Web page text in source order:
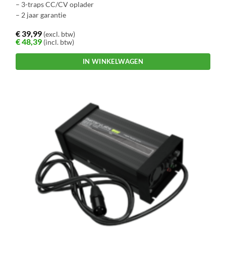
– 3-traps CC/CV oplader
– 2 jaar garantie
€39,99 (excl. btw)
€48,39 (incl. btw)
IN WINKELWAGEN
gekozen
worden